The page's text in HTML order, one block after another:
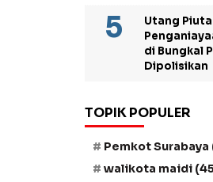
Utang
di Bungkal
Dipolisikan
TOPIK POPULER
Pemkot Surabaya
walikota maidi